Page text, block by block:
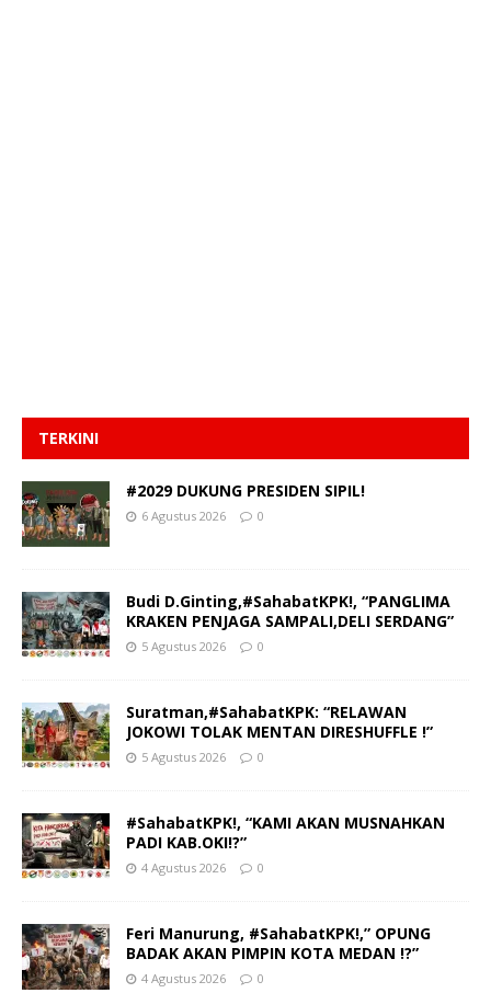
TERKINI
#2029 DUKUNG PRESIDEN SIPIL!
6 Agustus 2026 0
Budi D.Ginting,#SahabatKPK!, “PANGLIMA
KRAKEN PENJAGA SAMPALI,DELI SERDANG”
5 Agustus 2026 0
Suratman,#SahabatKPK: “RELAWAN
JOKOWI TOLAK MENTAN DIRESHUFFLE !”
5 Agustus 2026 0
#SahabatKPK!, “KAMI AKAN MUSNAHKAN
PADI KAB.OKI!?”
4 Agustus 2026 0
Feri Manurung, #SahabatKPK!,” OPUNG
BADAK AKAN PIMPIN KOTA MEDAN !?”
4 Agustus 2026 0